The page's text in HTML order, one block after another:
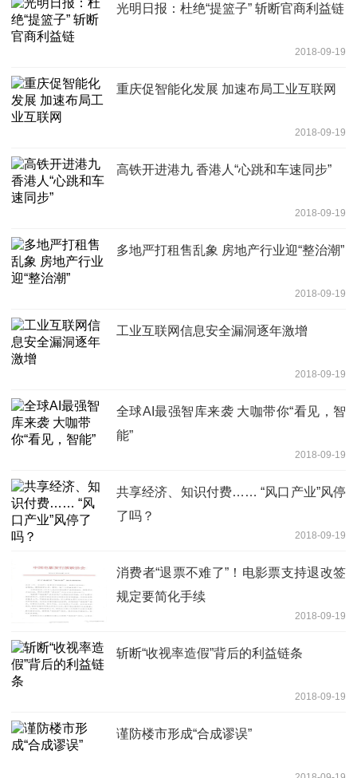
光明日报：杜绝“提篮子” 斩断官商利益链
2018-09-19
重庆促智能化发展 加速布局工业互联网
2018-09-19
高铁开进港九 香港人“心跳和车速同步”
2018-09-19
多地严打租售乱象 房地产行业迎“整治潮”
2018-09-19
工业互联网信息安全漏洞逐年激增
2018-09-19
全球AI最强智库来袭 大咖带你“看见，智
能”
2018-09-19
共享经济、知识付费…… “风口产业”风停
了吗？
2018-09-19
消费者“退票不难了”！电影票支持退改签
规定要简化手续
2018-09-19
斩断“收视率造假”背后的利益链条
2018-09-19
谨防楼市形成“合成谬误”